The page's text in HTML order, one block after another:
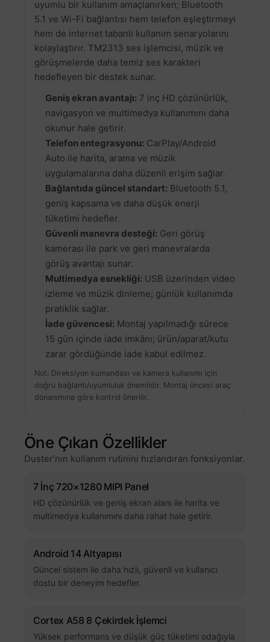
uyumlu bir kullanım amaçlanırken; Bluetooth
5.1 ve Wi-Fi bağlantısı hem telefon eşleştirmeyi
hem de internet tabanlı kullanım senaryolarını
kolaylaştırır. TM2313 ses işlemcisi, müzik ve
görüşmelerde daha temiz ses karakteri
hedefleyen bir destek sunar.
Geniş ekran avantajı: 7 inç HD çözünürlük,
navigasyon ve multimedya kullanımını daha
okunur hale getirir.
Telefon entegrasyonu: CarPlay/Android
Auto ile harita, arama ve müzik
uygulamalarına daha düzenli erişim sağlar.
Bağlantıda güncel standart: Bluetooth 5.1,
geniş kapsama ve daha düşük enerji
tüketimi hedefler.
Güvenli manevra desteği: Geri görüş
kamerası ile park ve geri manevralarda
görüş avantajı sunar.
Multimedya esnekliği: USB üzerinden video
izleme ve müzik dinleme; günlük kullanımda
pratiklik sağlar.
İade güvencesi: Montaj yapılmadığı sürece
15 gün içinde iade imkânı; ürün/aparat/kutu
zarar gördüğünde iade kabul edilmez.
Not: Direksiyon kumandası ve kamera kullanımı için
doğru bağlantı/uyumluluk önemlidir. Montaj öncesi araç
donanımına göre kontrol önerilir.
Öne Çıkan Özellikler
Duster’nın kullanım rutinini hızlandıran fonksiyonlar.
7 İnç 720×1280 MIPI Panel
HD çözünürlük ve geniş ekran alanı ile harita ve
multimedya kullanımını daha rahat hale getirir.
Android 14 Altyapısı
Güncel sistem ile daha hızlı, güvenli ve kullanıcı
dostu bir deneyim hedefler.
Cortex A58 8 Çekirdek İşlemci
Yüksek performans ve düşük güç tüketimi odağıyla